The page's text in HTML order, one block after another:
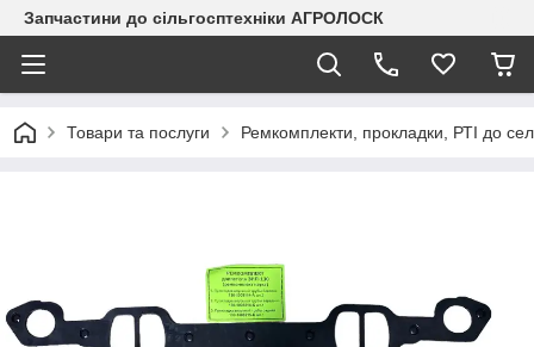
Запчастини до сільгосптехніки АГРОЛОСК
Товари та послуги Ремкомплекти, прокладки, РТІ до